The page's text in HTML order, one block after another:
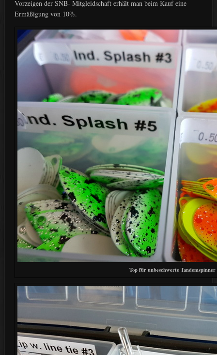
Vorzeigen der SNB- Mitgleidschaft erhält man beim Kauf eine
Ermäßigung von 10%.
Top für unbeschwerte Tandemspinner